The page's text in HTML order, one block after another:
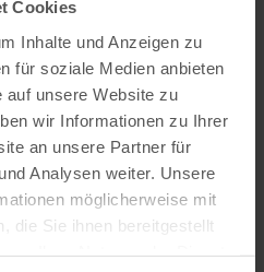
Cookies
Inhalte und Anzeigen zu
für soziale Medien anbieten
auf unsere Website zu
wir Informationen zu Ihrer
an unsere Partner für
Analysen weiter. Unsere
möglicherweise mit
die Sie ihnen bereitgestellt